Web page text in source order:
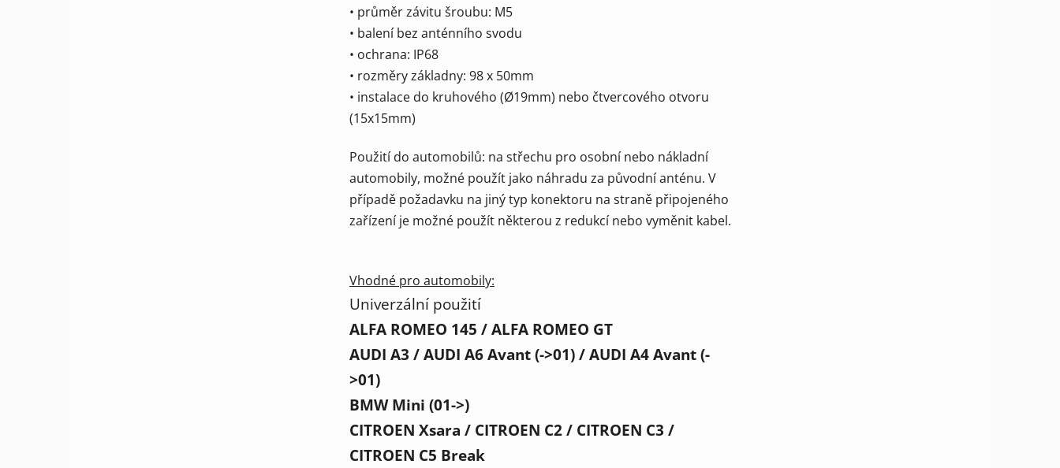
• průměr závitu šroubu: M5
• balení bez anténního svodu
• ochrana: IP68
• rozměry základny: 98 x 50mm
• instalace do kruhového (Ø19mm) nebo čtvercového otvoru
(15x15mm)
Použití do automobilů: na střechu pro osobní nebo nákladní
automobily, možné použít jako náhradu za původní anténu. V
případě požadavku na jiný typ konektoru na straně připojeného
zařízení je možné použít některou z redukcí nebo vyměnit kabel.
Vhodné pro automobily:
Univerzální použití
ALFA ROMEO 145 / ALFA ROMEO GT
AUDI A3 / AUDI A6 Avant (->01) / AUDI A4 Avant (-
>01)
BMW Mini (01->)
CITROEN Xsara / CITROEN C2 / CITROEN C3 /
CITROEN C5 Break